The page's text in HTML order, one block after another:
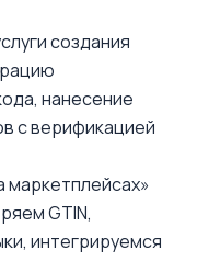
создания
нанесение
с верификацией
GTIN,
интегрируемся